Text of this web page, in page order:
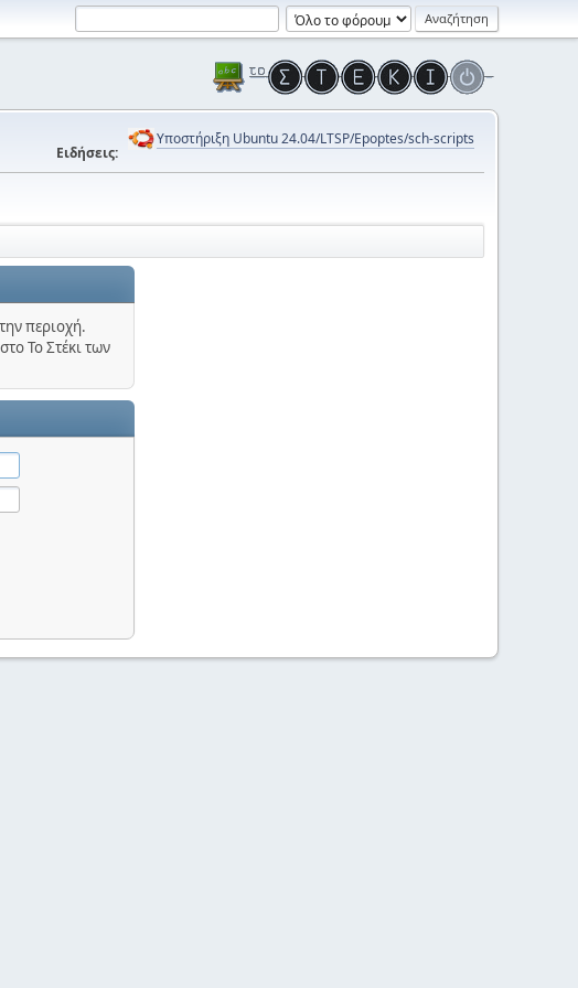
Ειδήσεις:
Υποστήριξη Ubuntu 24.04/LTSP/Epoptes/sch-scripts
περιοχή.
Το Στέκι των